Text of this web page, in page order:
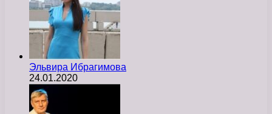
Эльвира Ибрагимова
24.01.2020